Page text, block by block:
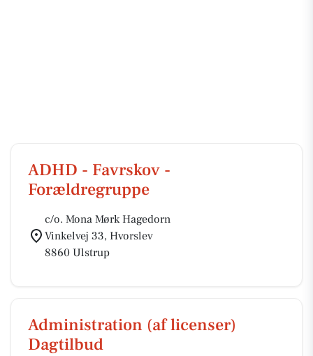
ADHD - Favrskov -
Forældregruppe
c/o. Mona Mørk Hagedorn
Vinkelvej 33, Hvorslev
8860 Ulstrup
Administration (af licenser)
Dagtilbud